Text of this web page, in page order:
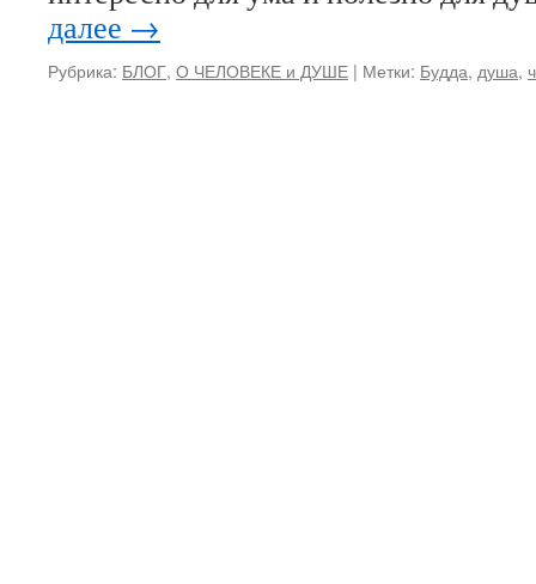
далее →
Рубрика: БЛОГ, О ЧЕЛОВЕКЕ и ДУШЕ | Метки: Будда, душа,